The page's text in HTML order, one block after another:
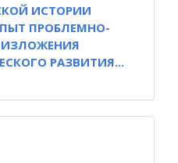
ИСТОРИИ
ПРОБЛЕМНО-
РАЗВИТИЯ...